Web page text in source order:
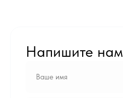
Напишите нам